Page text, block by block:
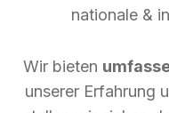
nationale &
Wir bieten
unserer Erfahrung